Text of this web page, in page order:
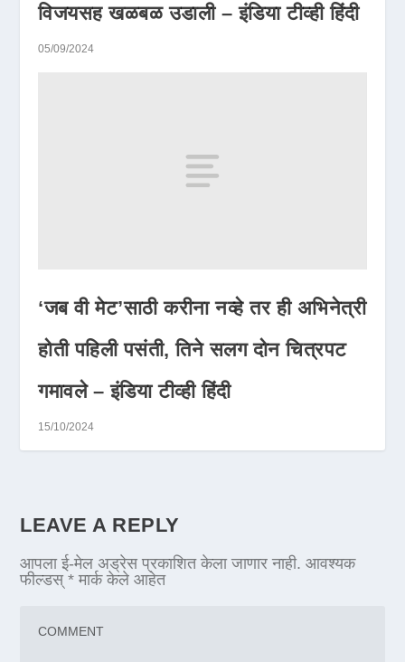
विजयसह खळबळ उडाली – इंडिया टीव्ही हिंदी
05/09/2024
‘जब वी मेट’साठी करीना नव्हे तर ही अभिनेत्री
होती पहिली पसंती, तिने सलग दोन चित्रपट
गमावले – इंडिया टीव्ही हिंदी
15/10/2024
LEAVE A REPLY
आपला ई-मेल अड्रेस प्रकाशित केला जाणार नाही. आवश्यक
फील्डस्* मार्क केले आहेत